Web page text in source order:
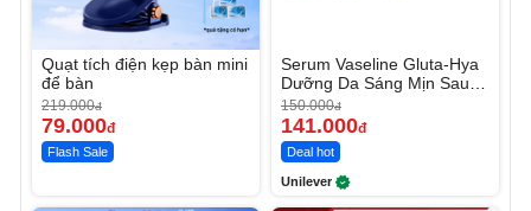
Quạt tích điện kẹp bàn mini
để bàn
219.000đ
79.000đ
Flash Sale
Serum Vaseline Gluta-Hya
Dưỡng Da Sáng Mịn Sau 7
Ngày
150.000đ
141.000đ
Deal hot
Unilever